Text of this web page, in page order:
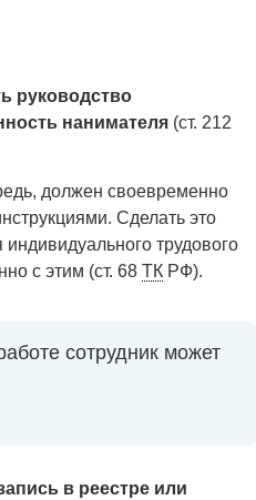
руководство
нанимателя (ст. 212
должен своевременно
Сделать это
трудового
с этим (ст. 68 ТК РФ).
сотрудник может
в реестре или